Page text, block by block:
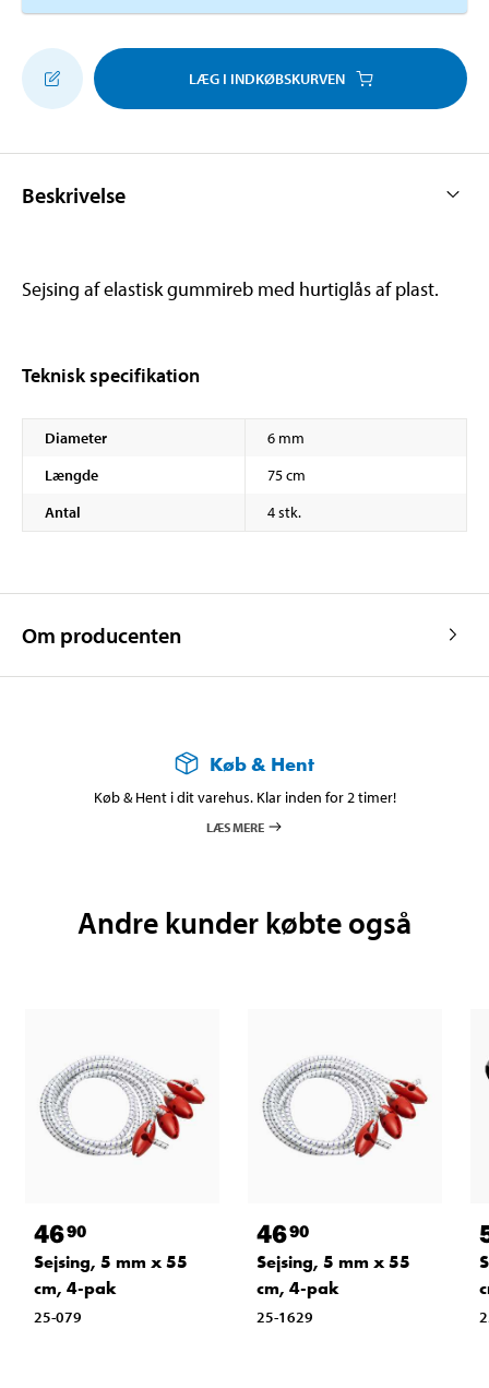
LÆG I INDKØBSKURVEN
Beskrivelse
Sejsing af elastisk gummireb med hurtiglås af plast.
Teknisk specifikation
Diameter
6 mm
Længde
75 cm
Antal
4 stk.
Om producenten
Køb & Hent
Køb & Hent i dit varehus. Klar inden for 2 timer!
LÆS MERE
Andre kunder købte også
4690
Sejsing, 5 mm x 55
cm, 4-pak
25-079
4690
Sejsing, 5 mm x 55
cm, 4-pak
25-1629